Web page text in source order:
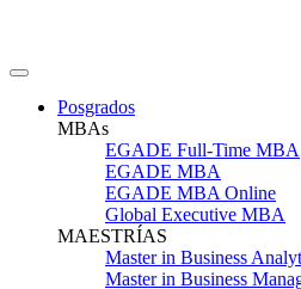
Posgrados
MBAs
EGADE Full-Time MBA
EGADE MBA
EGADE MBA Online
Global Executive MBA
MAESTRÍAS
Master in Business
Master in Business